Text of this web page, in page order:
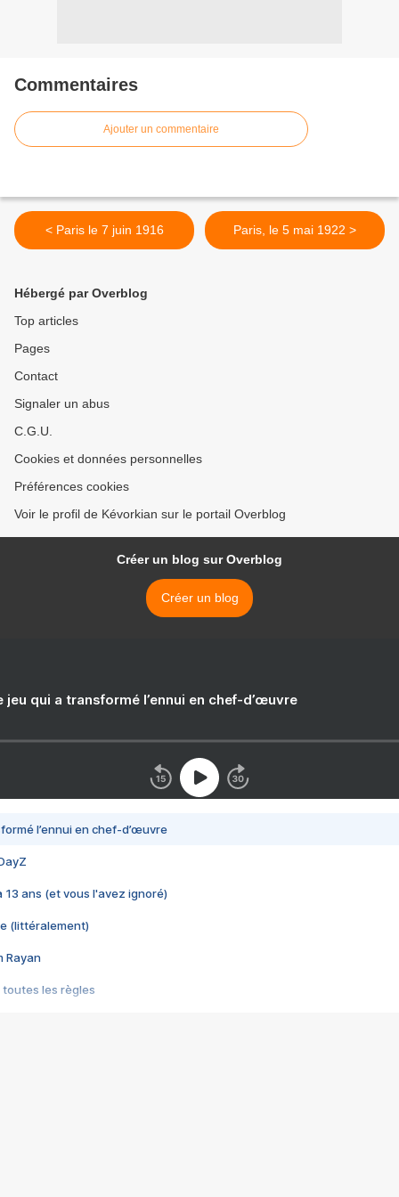
Commentaires
Ajouter un commentaire
< Paris le 7 juin 1916 Paris, le 5 mai 1922 >
Hébergé par Overblog
Top articles
Pages
Contact
Signaler un abus
C.G.U.
Cookies et données personnelles
Préférences cookies
Voir le profil de Kévorkian sur le portail Overblog
Créer un blog sur Overblog
Créer un blog
jeu qui a transformé l’ennui en chef-d’œuvre
l’ennui en chef-d’œuvre
13 ans (et vous l'avez ignoré)
(littéralement)
Rayan
toutes les règles